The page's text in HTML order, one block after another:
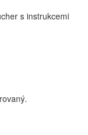
s instrukcemi